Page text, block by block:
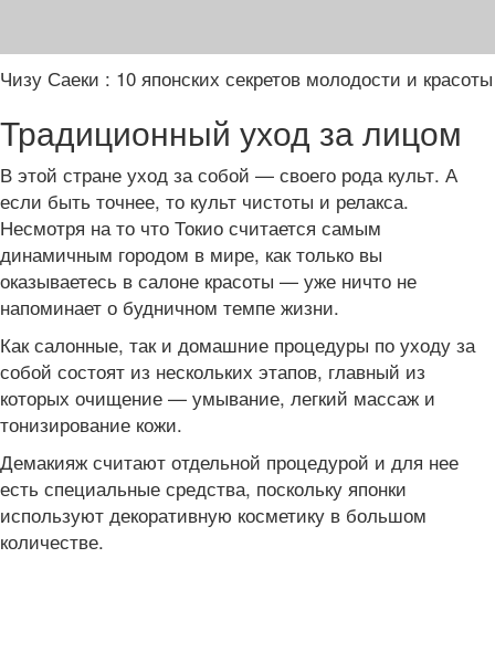
Чизу Саеки : 10 японских секретов молодости и красоты
Традиционный уход за лицом
В этой стране уход за собой — своего рода культ. А
если быть точнее, то культ чистоты и релакса.
Несмотря на то что Токио считается самым
динамичным городом в мире, как только вы
оказываетесь в салоне красоты — уже ничто не
напоминает о будничном темпе жизни.
Как салонные, так и домашние процедуры по уходу за
собой состоят из нескольких этапов, главный из
которых очищение — умывание, легкий массаж и
тонизирование кожи.
Демакияж считают отдельной процедурой и для нее
есть специальные средства, поскольку японки
используют декоративную косметику в большом
количестве.